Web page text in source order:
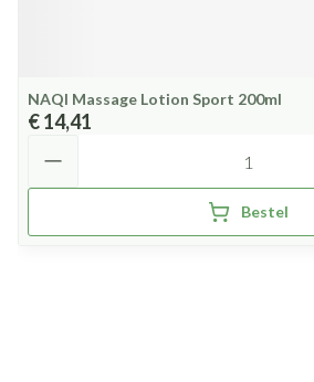
NAQI Massage Lotion Sport 200ml
€ 14,41
Bestel